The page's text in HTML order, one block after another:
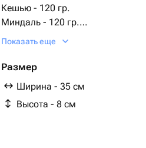
Кешью - 120 гр.
Миндаль - 120 гр.
Сникерс мини - 10 шт.
toblerone шоколад 100гр - 1 шт.
05ml - 1 шт.
водка absolut 0 - 1 шт.
Показать еще
Размер
Ширина - 35 см
Высота - 8 см